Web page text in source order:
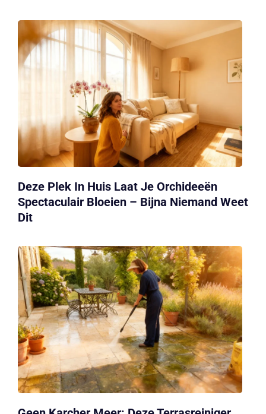
Deze Plek In Huis Laat Je Orchideeën
Spectaculair Bloeien – Bijna Niemand Weet
Dit